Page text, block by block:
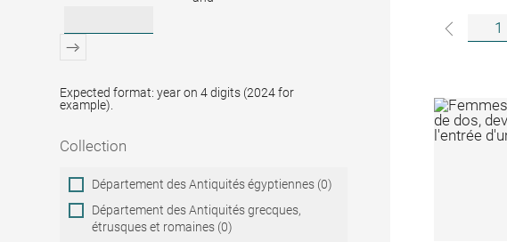
Expected format: year on 4 digits (2024 for
example).
Collection
Collection
Département des Antiquités égyptiennes (0)
Département des Antiquités grecques,
étrusques et romaines (0)